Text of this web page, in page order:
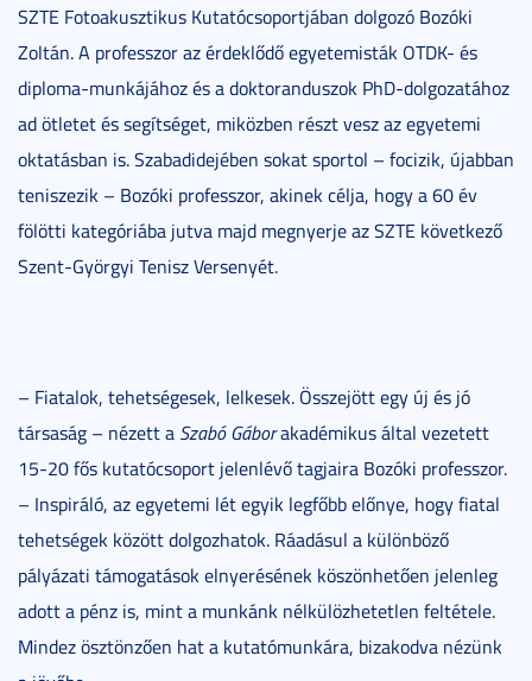
SZTE Fotoakusztikus Kutatócsoportjában dolgozó Bozóki
Zoltán. A professzor az érdeklődő egyetemisták OTDK- és
diploma-munkájához és a doktoranduszok PhD-dolgozatához
ad ötletet és segítséget, miközben részt vesz az egyetemi
oktatásban is. Szabadidejében sokat sportol – focizik, újabban
teniszezik – Bozóki professzor, akinek célja, hogy a 60 év
fölötti kategóriába jutva majd megnyerje az SZTE következő
Szent-Györgyi Tenisz Versenyét.
– Fiatalok, tehetségesek, lelkesek. Összejött egy új és jó
társaság – nézett a Szabó Gáborakadémikus által vezetett
15-20 fős kutatócsoport jelenlévő tagjaira Bozóki professzor.
– Inspiráló, az egyetemi lét egyik legfőbb előnye, hogy fiatal
tehetségek között dolgozhatok. Ráadásul a különböző
pályázati támogatások elnyerésének köszönhetően jelenleg
adott a pénz is, mint a munkánk nélkülözhetetlen feltétele.
Mindez ösztönzően hat a kutatómunkára, bizakodva nézünk